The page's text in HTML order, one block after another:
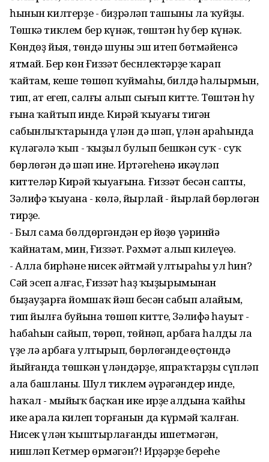
һынын килтерҙе - биҙрәләп ташыны ла ҡуйҙы.
Төшкә тиклем бер күнәк, төштән һуң бер күнәк.
Көндөҙ йыя, төндә шуны эш итеп бөтмәйенсә
ятмай. Бер көн Ғиззәт беснлектәрҙе ҡарап
ҡайтам, кеше төшөп ҡуймаһың, билдә һалырмын,
тип, ат егеп, салғы алып сығып китте. Төштән һуң
ғына ҡайтып инде. Кирәй ҡыуағы тигән
сабынлыҡтарында үлән дә шәп, үлән араһында
күләгәлә ҡып - ҡыҙыл булып бешкән суҡ - суҡ
бөрлөгән дә шәп ине. Иртәгеһенә икәүләп
киттеләр Кирәй ҡыуағына. Ғиззәт бесән сапты,
Зәлифә ҡыуана - көлә, йырлай - йырлай бөрлөгән
тирҙе.
- Был сама бөлдөргәндән ер йөҙө үәринйә
ҡайнатам, мин, Ғиззәт. Рәхмәт алып килеүеңә.
- Алла бирһәне нисек әйтмәй ултыраһың ул һин?
Сәй эсеп алғас, Ғиззәт һаҙ ҡыҙырымынан
быҙауҙарға йомшаҡ йәш бесән сабып алайым,
тип йылға буйына төшөп китте, Зәлифә һауыт -
һабаһын сайып, төрөп, төйнәп, арбаға һалды ла
үҙе лә арбаға ултырып, бөрлөгәндең өҫтөндә
йыйғанда төшкән үләндәрҙе, япраҡтарҙы сүпләп
ала башланы. Шул тиклем әүрәгәндер инде,
һаҡал - мыйыҡ баҫҡан ике ирҙең алдына ҡайһы
ике арала килеп торғанын да күрмәй ҡалған.
Нисек үлән ҡыштырлағанды ишетмәгән,
нишләп Кетмер өрмәгән?! Ирҙәрҙең береһе